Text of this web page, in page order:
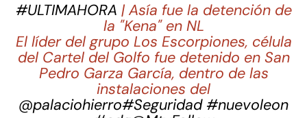
#ULTIMAHORA | Asía fue la detención de
la "Kena" en NL
El líder del grupo Los Escorpiones, célula
del Cartel del Golfo fue detenido en San
Pedro Garza García, dentro de las
instalaciones del
@palaciohierro#Seguridad #nuevoleon